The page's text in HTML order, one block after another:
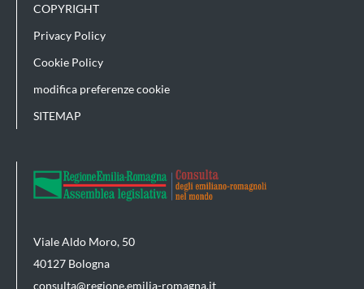
COPYRIGHT
Privacy Policy
Cookie Policy
modifica preferenze cookie
SITEMAP
Viale Aldo Moro, 50
40127 Bologna
consulta@regione.emilia-romagna.it